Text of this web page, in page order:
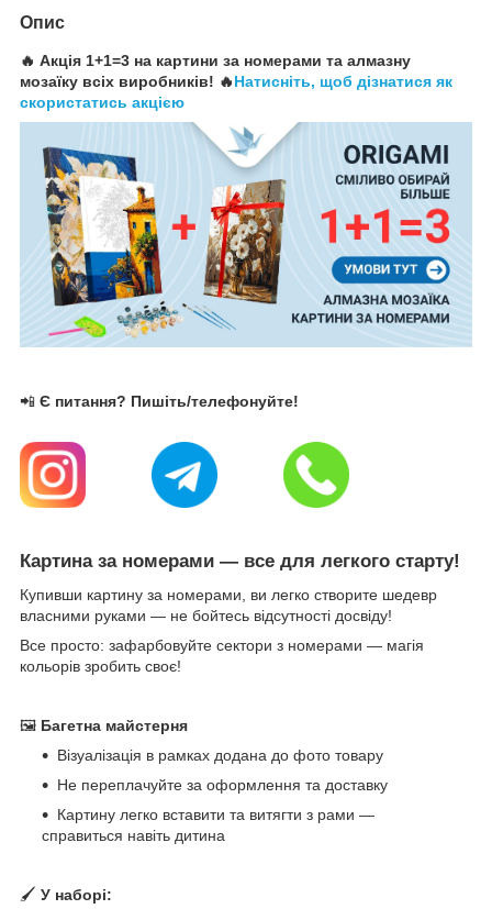
Опис
🔥 Акція 1+1=3 на картини за номерами та алмазну
мозаїку всіх виробників! 🔥Натисніть, щоб дізнатися як
скористатись акцією
📲 Є питання? Пишіть/телефонуйте!
Картина за номерами — все для легкого старту!
Купивши картину за номерами, ви легко створите шедевр
власними руками — не бойтесь відсутності досвіду!
Все просто: зафарбовуйте сектори з номерами — магія
кольорів зробить своє!
🖼 Багетна майстерня
Візуалізація в рамках додана до фото товару
Не переплачуйте за оформлення та доставку
Картину легко вставити та витягти з рами —
справиться навіть дитина
🖌 У наборі: